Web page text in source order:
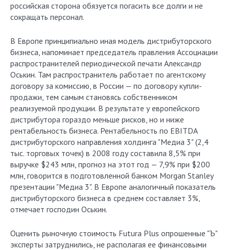
российская сторона обязуется погасить все долги и не
сокращать персонал.
В Европе принципиально иная модель дистрибуторского
бизнеса, напоминает председатель правления Ассоциации
распространителей периодической печати Александр
Оськин. Там распространитель работает по агентскому
договору за комиссию, в России — по договору купли-
продажи, тем самым становясь собственником
реализуемой продукции. В результате у европейского
дистрибутора гораздо меньше рисков, но и ниже
рентабельность бизнеса. Рентабельность по EBITDA
дистрибуторского направления холдинга "Медиа 3" (2,4
тыс. торговых точек) в 2008 году составила 8,5% при
выручке $243 млн, прогноз на этот год — 7,9% при $200
млн, говорится в подготовленной банком Morgan Stanley
презентации "Медиа 3". В Европе аналогичный показатель
дистрибуторского бизнеса в среднем составляет 3%,
отмечает господин Оськин.
Оценить рыночную стоимость Futura Plus опрошенные "Ъ"
эксперты затруднились, не располагая ее финансовыми